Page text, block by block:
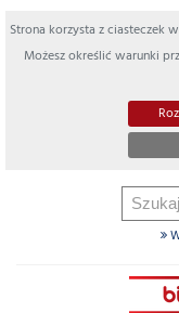
Strona korzysta z ciasteczek
Możesz określić warunki